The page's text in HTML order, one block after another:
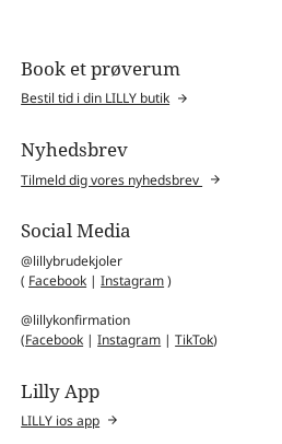
Book et prøverum
Bestil tid i din LILLY butik
Nyhedsbrev
Tilmeld dig vores nyhedsbrev
Social Media
@lillybrudekjoler
( Facebook |Instagram)
@lillykonfirmation
(Facebook |Instagram |TikTok)
Lilly App
LILLY ios app